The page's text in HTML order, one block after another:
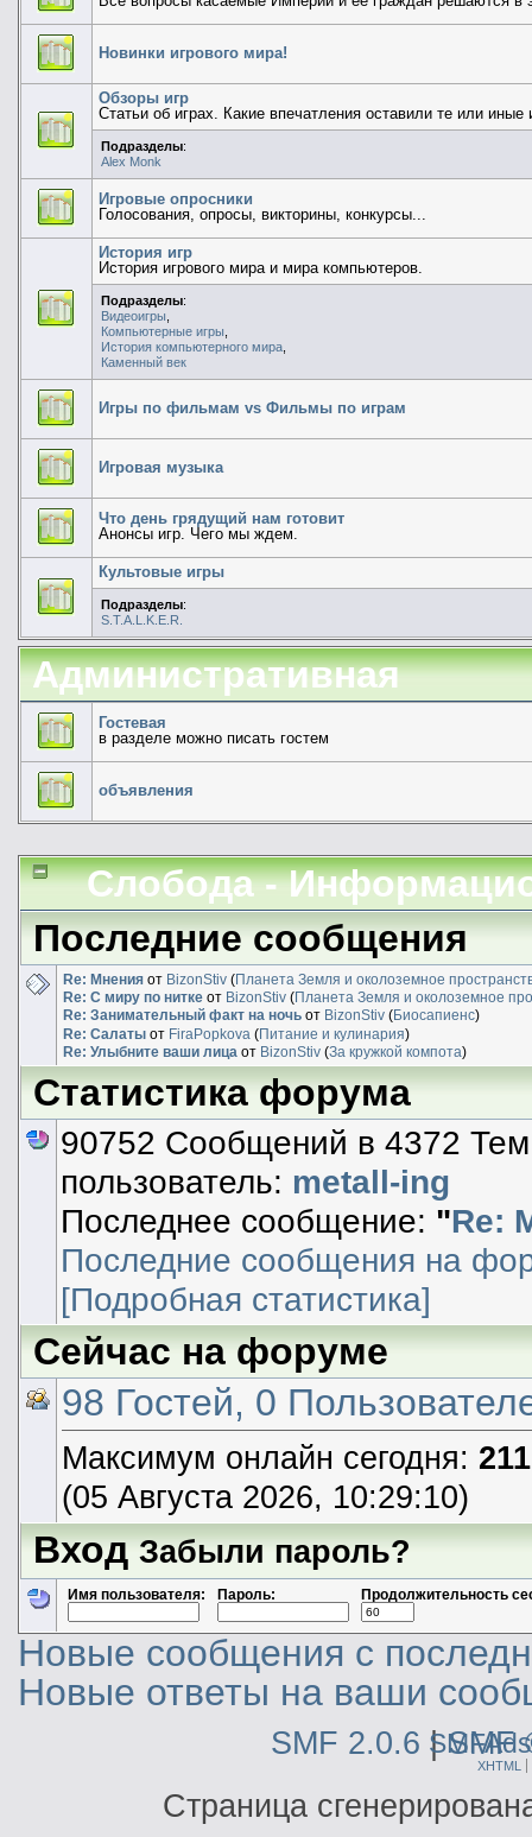
Новинки игрового мира!
Обзоры игр
Статьи об играх. Какие впечатления оставили те или иные
Подразделы:
Alex Monk
Игровые опросники
Голосования, опросы, викторины, конкурсы...
История игр
История игрового мира и мира компьютеров.
Подразделы:
Видеоигры
Компьютерные игры
История компьютерного мира
Каменный век
Игры по фильмам vs Фильмы по играм
Игровая музыка
Что день грядущий нам готовит
Анонсы игр. Чего мы ждем.
Культовые игры
Подразделы:
S.T.A.L.K.E.R.
Административная
Гостевая
в разделе можно писать гостем
объявления
Слобода -
Последние сообщения
Re: Мненияот BizonStiv(Планета Земля и околоземное
Re: С миру по ниткеот BizonStiv(Планета Земля и околоземное
Re: Занимательный факт на ночьот BizonStiv(Биосапиенс)
Re: Салатыот FiraPopkova (Питание и кулинария)
Re: Улыбните ваши лица от BizonStiv(За кружкой компота)
Статистика форума
90752 Сообщений в 4372
пользователь: metall-ing
Последнее сообщение: "Re:
Последние сообщения на
[Подробная статистика]
Сейчас на форуме
98 Гостей, 0
Максимум онлайн сегодня: 211
(05 Августа 2026, 10:29:10)
ВходЗабыли пароль?
Имя пользователя: Пароль: Продолжительность
Новые сообщения с
Новые ответы на ваши
SMF 2.0.6 |SMF
SMFAds
XHTML
Страница